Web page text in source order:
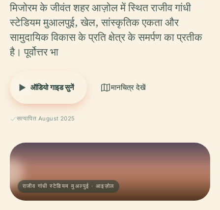
मिजोरम के जीवंत शहर आज़ोल में स्थित राजीव गांधी
स्टेडियम मुआलपुई, खेल, सांस्कृतिक एकता और
सामुदायिक विकास के प्रति क्षेत्र के समर्पण का प्रतीक
है। पूर्वोत्तर भा
ऑडियो गाइड सुनें मानचित्र देखें
सत्यापित August 2025
राजीव गांधी स्टेडियम मुअल्पुई · आइज़ोल